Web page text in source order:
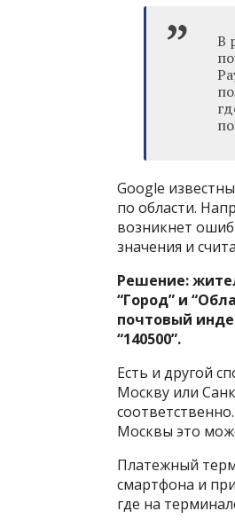
В
Google
по области.
возникнет
значения и
Решение:
“Город” и
почтовый
“140500”.
Есть и другой
Москву или
Москвы это
Платежный
смартфона и
где на